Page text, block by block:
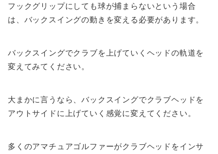
フックグリップにしても球が捕まらないという場合
は、バックスイングの動きを変える必要があります。
バックスイングでクラブを上げていくヘッドの軌道を
変えてみてください。
大まかに言うなら、バックスイングでクラブヘッドを
アウトサイドに上げていく感覚に変えてください。
多くのアマチュアゴルファーがクラブヘッドをインサ